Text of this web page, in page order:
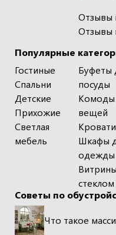
Популярные
Гостиные
Спальни
Детские
Прихожие
Светлая
мебель
Буфеты
посуды
Комоды
вещей
Шкафы
одежды
стеклом
Отзывы
Отзывы
Советы по
Что такое